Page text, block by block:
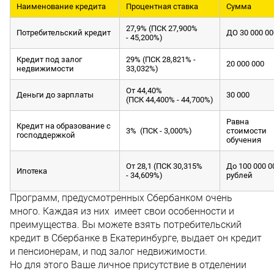
Наименование кредита Процентная ставка Сумма
Потребительский кредит
27,9% (ПСК 27,900%
- 45,200%)
ДО 30 000
Кредит под залог
недвижимости
29% (ПСК 28,821% -
33,032%)
20 000 000
Деньги до зарплаты
От 44,40%
(ПСК 44,400% - 44,700%)
30 000
Кредит на образование с
господдержкой
3% (ПСК - 3,000%)
Равна
стоимости
обучения
Ипотека
От 28,1 (ПСК 30,315%
- 34,609%)
До 100 000
рублей
Программ, предусмотренных Сбербанком очень
много. Каждая из них имеет свои особенности и
преимущества. Вы можете взять потребительский
кредит в Сбербанке в Екатеринбурге, выдает он кредит
и пенсионерам, и под залог недвижимости.
Но для этого Ваше личное присутствие в отделении